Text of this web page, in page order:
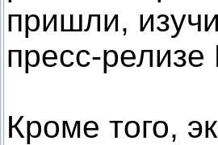
пришли,
пресс-
Кроме того,